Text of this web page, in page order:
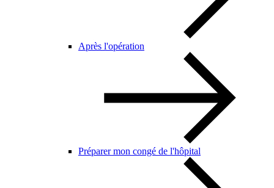
Après l'opération
Préparer mon congé de l'hôpital